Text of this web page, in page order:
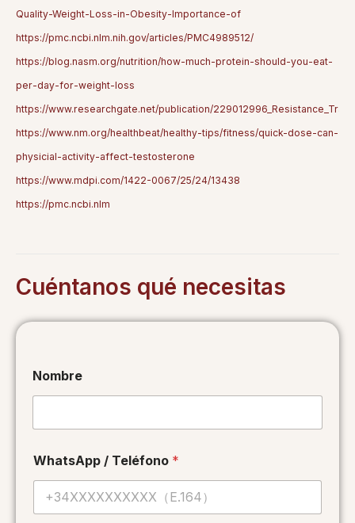
Quality-Weight-Loss-in-Obesity-Importance-of
https://pmc.ncbi.nlm.nih.gov/articles/PMC4989512/
https://blog.nasm.org/nutrition/how-much-protein-should-you-eat-
per-day-for-weight-loss
https://www.researchgate.net/publication/
https://www.nm.org/healthbeat/healthy-tips/fitness/quick-dose-can-
physicial-activity-affect-testosterone
https://www.mdpi.com/1422-0067/25/24/13438
https://pmc.ncbi.nlm
Cuéntanos qué necesitas
Nombre
WhatsApp / Teléfono *